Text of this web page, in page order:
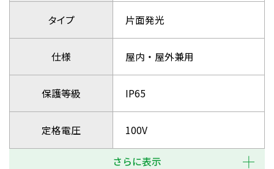
タイプ 片面発光
仕様 屋内・屋外兼用
保護等級 IP65
定格電圧 100V
さらに表示